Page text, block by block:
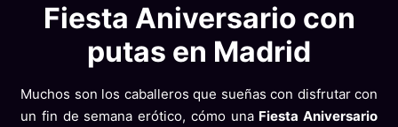
Fiesta Aniversario con
putas en Madrid
Muchos son los caballeros que sueñas con disfrutar con
un fin de semana erótico, cómo una Fiesta Aniversario